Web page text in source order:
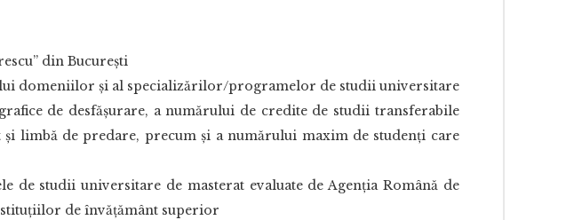
din Bucureşti
domeniilor și al specializărilor/programelor de studii universitare
de desfășurare, a numărului de credite de studii transferabile
limbă de predare, precum și a numărului maxim de studenți care
studii universitare de masterat evaluate de Agenţia Română de
de învăţământ superior